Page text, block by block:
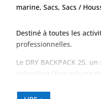
marine,Sacs,Sacs /
Destiné à toutes les
professionnelles.
Le DRY BACKPACK 25,
polyvalent.D’un volume